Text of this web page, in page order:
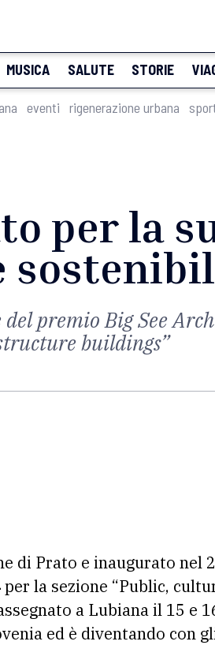
MUSICA SALUTE STORIE
eventi rigenerazione urbana
per la
premio Big See
buildings”
di Prato e inaugurato nel
per la sezione “Public,
a Lubiana il 15 e
ed è diventando con